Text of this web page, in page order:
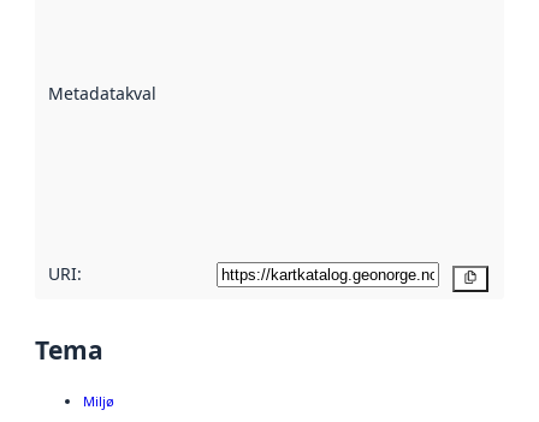
Metadatakvalitet
URI:
Tema
Miljø